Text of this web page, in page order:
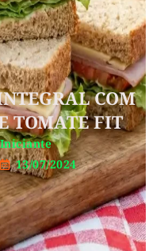
COM
TOMATE FIT
Iniciante
13/07/2024